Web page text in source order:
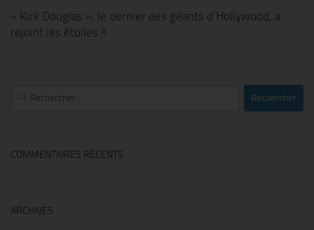
« Kirk Douglas », le dernier des géants d’Hollywood, a
rejoint les étoiles !!
Rechercher :
COMMENTAIRES RÉCENTS
ARCHIVES